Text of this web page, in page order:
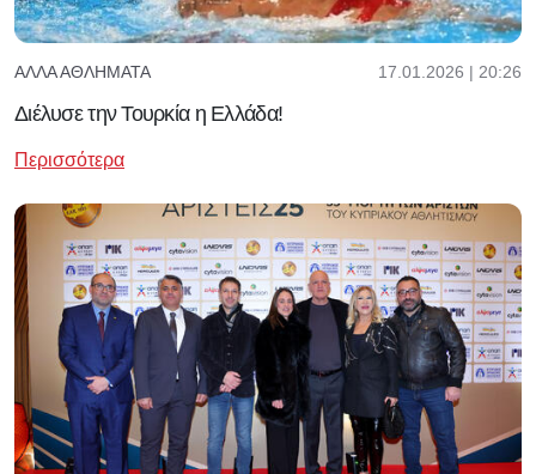
ΆΛΛΑ ΑΘΛΉΜΑΤΑ 17.01.2026 | 20:26
Διέλυσε την Τουρκία η Ελλάδα!
Περισσότερα